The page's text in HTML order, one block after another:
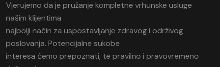
Vjerujemo da je pružanje kompletne vrhunske usluge
našim klijentima
najbolji način za uspostavljanje zdravog i održivog
poslovanja. Potencijalne sukobe
interesa ćemo prepoznati, te pravilno i pravovremeno